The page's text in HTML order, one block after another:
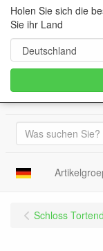
Schloss
Holen Sie sich die
Sie ihr Land